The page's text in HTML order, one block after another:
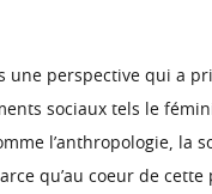
une perspective qui a
sociaux tels le
l’anthropologie,
qu’au coeur de